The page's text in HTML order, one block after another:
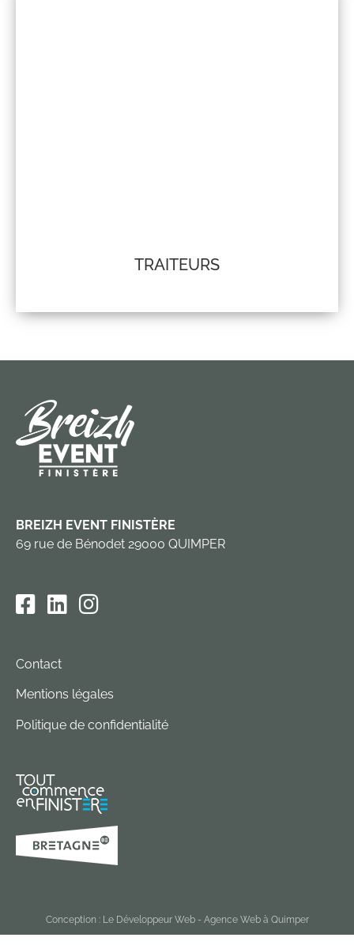
TRAITEURS
BREIZH EVENT FINISTÈRE
69 rue de Bénodet 29000 QUIMPER
Contact
Mentions légales
Politique de confidentialité
Conception : Le Développeur Web - Agence Web à Quimper